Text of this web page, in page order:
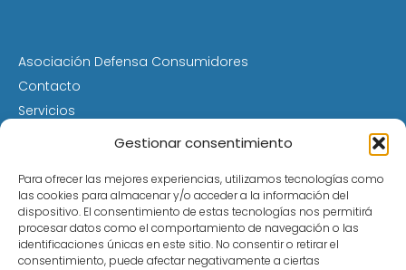
Gestionar consentimiento
Para ofrecer las mejores experiencias, utilizamos tecnologías como
las cookies para almacenar y/o acceder a la información del
dispositivo. El consentimiento de estas tecnologías nos permitirá
procesar datos como el comportamiento de navegación o las
identificaciones únicas en este sitio. No consentir o retirar el
consentimiento, puede afectar negativamente a ciertas
Asociación Defensa Consumidores
Contacto
Servicios
Multipropiedad Problemas
Consejos
Términos de Uso
Política de cookies (UE)
Avisos Legales